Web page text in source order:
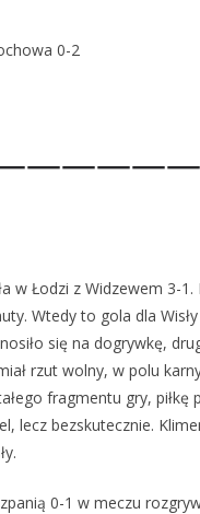
0-2
w Łodzi z Widzewem 3-
Wtedy to gola dla
się na dogrywkę,
rzut wolny, w polu
fragmentu gry, piłkę
lecz bezskutecznie.
0-1 w meczu